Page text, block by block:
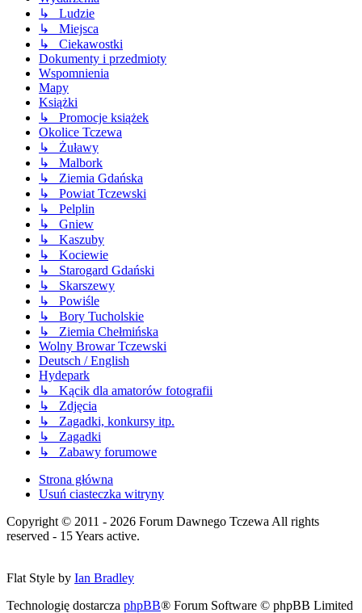
↳ Ludzie
↳ Miejsca
↳ Ciekawostki
Dokumenty i przedmioty
Wspomnienia
Mapy
Książki
↳ Promocje książek
Okolice Tczewa
↳ Żuławy
↳ Malbork
↳ Ziemia Gdańska
↳ Powiat Tczewski
↳ Pelplin
↳ Gniew
↳ Kaszuby
↳ Kociewie
↳ Starogard Gdański
↳ Skarszewy
↳ Powiśle
↳ Bory Tucholskie
↳ Ziemia Chełmińska
Wolny Browar Tczewski
Deutsch / English
Hydepark
↳ Kącik dla amatorów fotografii
↳ Zdjęcia
↳ Zagadki, konkursy itp.
↳ Zagadki
↳ Zabawy forumowe
Strona główna
Usuń ciasteczka witryny
Copyright © 2011 - 2026 Forum Dawnego Tczewa All rights
reserved - 15 Years active.
Flat Style by Ian Bradley
Technologię dostarcza phpBB® Forum Software © phpBB Limited